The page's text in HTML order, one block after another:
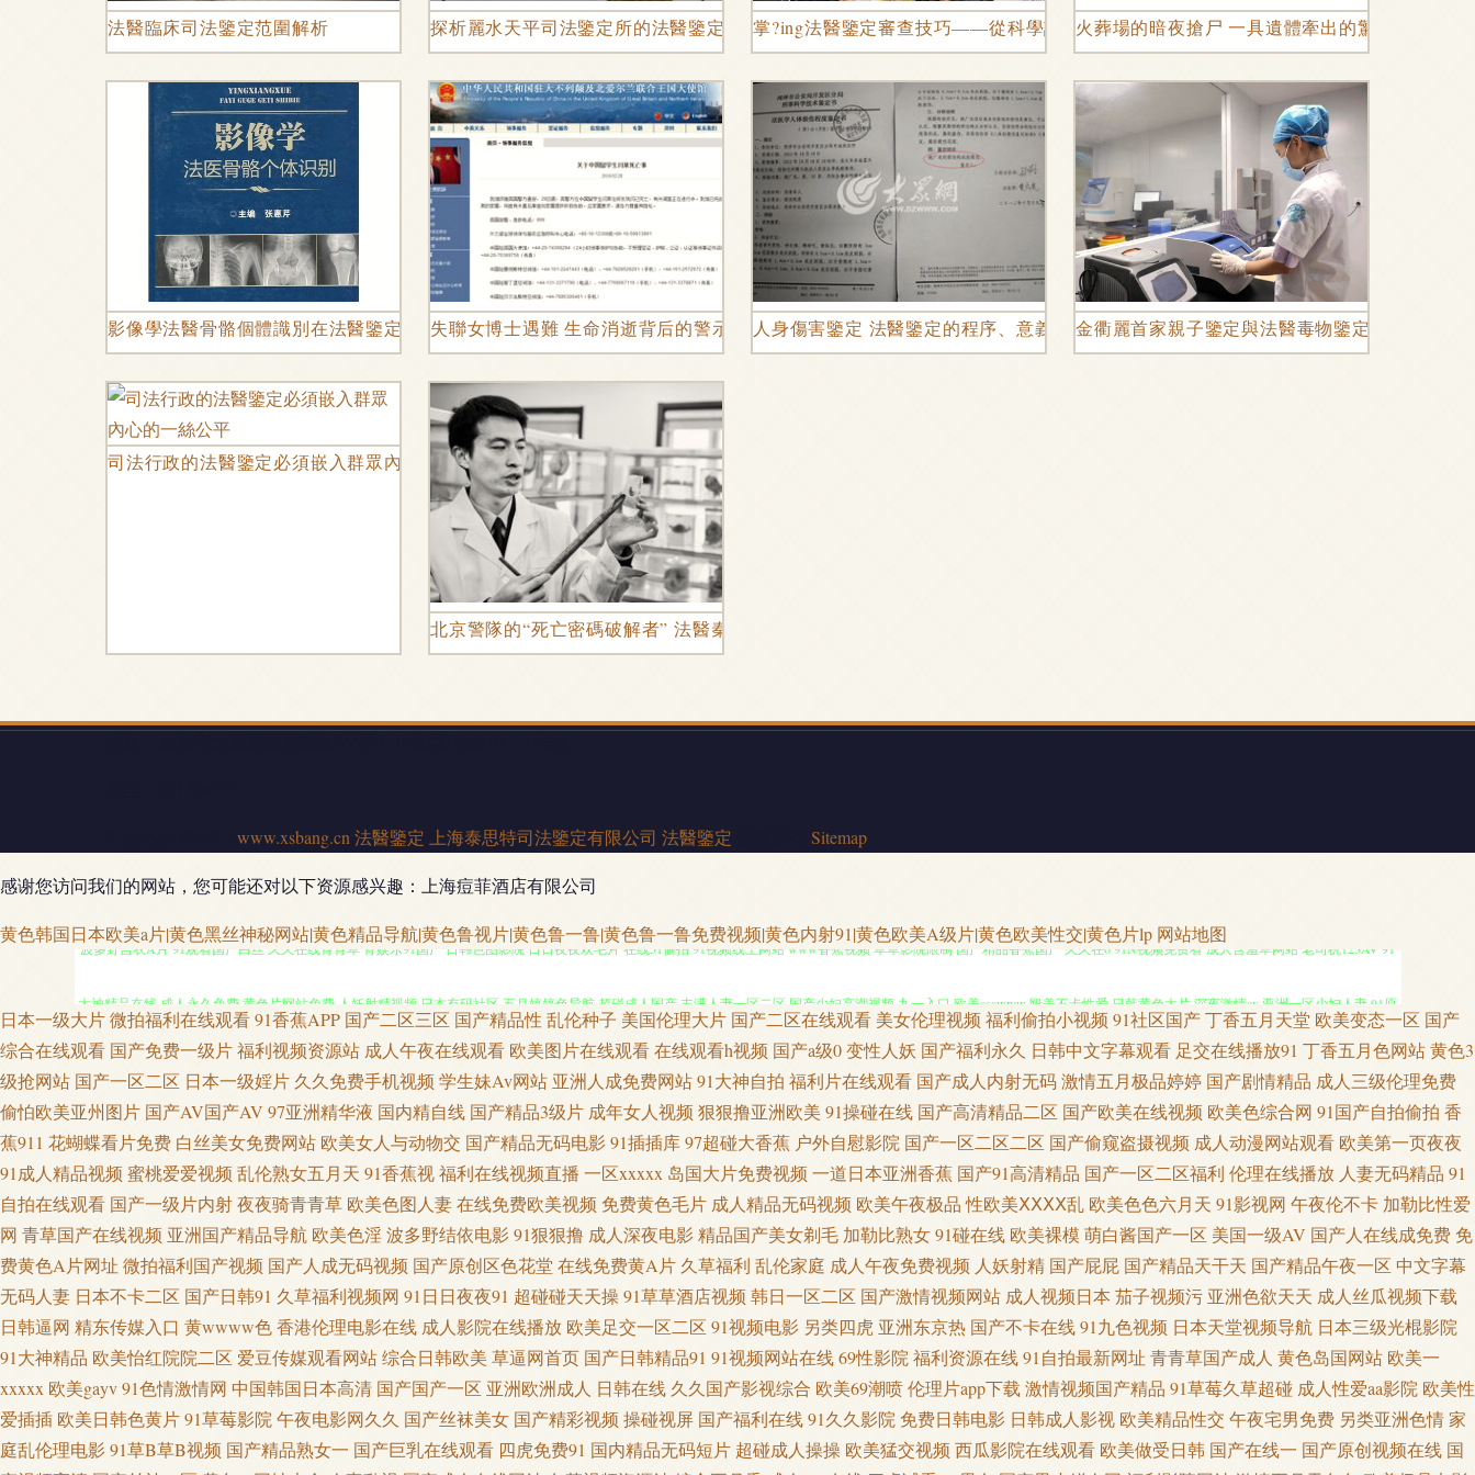
法醫臨床司法鑒定范圍解析 探析麗水天平司法鑒定所的法醫鑒定工作掌?ing法醫鑒定審查技巧——從科學證據到法律判斷的橋梁火葬場的暗夜搶尸 一具遺體牽出的驚天秘密
影像學法醫骨骼個體識別在法醫鑒定中的應用與挑戰失聯女博士遇難 生命消逝背后的警示與思考人身傷害鑒定 法醫鑒定的程序、意義與注意事項金衢麗首家親子鑒定與法醫毒物鑒定機構落戶麗
司法行政的法醫鑒定必須嵌入群眾內心的一絲公平
北京警隊的“死亡密碼破解者” 法醫秦明的法醫鑒定藝術
www.xsbang.cn 法醫鑒定 上海泰思特司法鑒定有限公司 法醫鑒定 Sitemap
感谢您访问我们的网站，您可能还对以下资源感兴趣：上海痘菲酒店有限公司
黄色韩国日本欧美a片|黄色黑丝神秘网站|黄色精品导航|黄色鲁视片|黄色鲁一鲁|黄色鲁一鲁免费视频|黄色内射91|黄色欧美A级片|黄色欧美性交|黄色片lp 网站地图
波多野吉衣A片 91观看国产白丝 久久在线青青草 青娱乐91国产 日韩色图影院 日日夜夜欢毛片 在线51偷拍 91视频线上网站 www香蕉视频 草草影院限制 国产精品香蕉国产 久久在6 91N视频免费看 成人含羞草网站 老司机123AV 91
创论坛 操逼国产视频 东京色视频 国产熟女一区三区 亚洲图色16区 俺去的综合网站 成人网站入口 岛国毛片在线观看 国产色资源 韩国乳首中文 欧美网站a 青青操无码自拍 91情侣视频 亚洲男人影院 超碰免费在线99 免费看黄色电影
成人福利AV 国产欧美 老司机操逼网站 欧美综合色 日韩欧美久久 亚洲一区在线 91va在线视频 91豆花导航 www五月天婷婷 国产乱轮9 精品豆花 麻豆视频爱豆传媒 日韩不卡五区 天堂资源 亚洲丝袜91视频 超碰国内A片 国产精品成人
网站 黑丝自慰喷水网站 久久国产伊人影院 欧美A√ 天堂AV颜射 午夜伦理成人av 在线ar黄 91草网站 91精品大神 国产精品电影 狠狠干快播 九一在線觀看 美女91 欧美性交精品视频 三级片试看 午夜福利视频91 69色导航 91色人妻 97
资原总站 成人网站入口 国产不卡二区 精东视频久久 老湿69 欧美福利影院 91AV狼友社 91清清视频 WWW性欧美 大香蕉超碰免费在 狠狠肏成人专区 另类理论影视 欧美色中色5 日本在线不卡一区 四虎黄色片电影院 超碰人妻97 国产
日韩欧美足交 久久爱99 蜜臀TV69 欧美专区第二页 天天干天操 影音先锋国产性爱 91黑丝精品美女 99热网 丁香五月在线综合 韩国av网址网站 免费看欧美日逼的 欧美在线视频aa 熟女福利资源网 亚洲色图丝袜 91看频 草莓视频w 福
利合集在线导航 九九成人伊人 蜜芽淫秽网 人妻福利导航 三级成人日韩 五月激情图片 成人电影香蕉视频 韩日一区视频 老湿机激情影视 人人操熟妇 亚洲欧洲日本无码 91青草娱乐 变态另类网 国内AV草逼影视 三级四级毛片 伊人大
向焦91乱 91磨菇网 AV宅配站 成人在线网址 韩国AV在线青青 久久综合青青草 欧美欧美欧美欧美 日本韩国颜射 四虎影院av网站 一本道色AV 91社区导航 www91黑丝 国产AV五码韩 久久天天夜夜肏逼 欧洲A级网站 四虎色逼 宅女午
日本一级大片微拍福利在线观看91香蕉APP 国产二区三区 国产精品性 乱伦种子 美国伦理大片 国产二区在线观看 美女伦理视频 福利偷拍小视频 91社区国产丁香五月天堂 欧美变态一区 国产
综合在线观看 国产免费一级片福利视频资源站 成人午夜在线观看 欧美图片在线观看在线观看h视频 国产a级0变性人妖 国产福利永久 日韩中文字幕观看 足交在线播放91 丁香五月色网站黄色3
级抢网站 国产一区二区 日本一级婬片 久久免费手机视频 学生妹Av网站 亚洲人成免费网站91大神自拍 福利片在线观看 国产成人内射无码激情五月极品婷婷 国产剧情精品 成人三级伦理免费
偷怕欧美亚州图片 国产AV国产AV 97亚洲精华液 国内精自线 国产精品3级片 成年女人视频 狠狠撸亚洲欧美 91操碰在线 国产高清精品二区 国产欧美在线视频 欧美色综合网 91国产自拍偷拍 香
蕉911 花蝴蝶看片免费 白丝美女免费网站 欧美女人与动物交 国产精品无码电影 91插插库97超碰大香蕉 户外自慰影院 国产一区二区二区 国产偷窥盗摄视频 成人动漫网站观看 欧美第一页夜夜
91成人精品视频 蜜桃爱爱视频 乱伦熟女五月天 91香蕉视福利在线视频直播 一区xxxxx 岛国大片免费视频 一道日本亚洲香蕉 国产91高清精品 国产一区二区福利 伦理在线播放 人妻无码精品 91
自拍在线观看 国产一级片内射夜夜骑青青草 欧美色图人妻在线免费欧美视频 免费黄色毛片 成人精品无码视频 欧美午夜极品 性欧美ⅩⅩⅩⅩ乱 欧美色色六月天 91影视网 午夜伦不卡 加勒比性爱
网 青草国产在线视频 亚洲国产精品导航 欧美色淫波多野结依电影 91狠狠撸 成人深夜电影 精品国产美女剃毛 加勒比熟女91碰在线 欧美裸模 萌白酱国产一区 美国一级AV 国产人在线成免费 免
费黄色A片网址 微拍福利国产视频 国产人成无码视频 国产原创区色花堂 在线免费黄A片 久草福利 乱伦家庭 成人午夜免费视频 人妖射精 国产屁屁 国产精品天干天 国产精品午夜一区 中文字幕
无码人妻 日本不卡二区 国产日韩91 久草福利视频网 91日日夜夜91 超碰碰天天操91草草酒店视频 韩日一区二区 国产激情视频网站 成人视频日本 茄子视频污 亚洲色欲天天 成人丝瓜视频下载
日韩逼网 精东传媒入口 黄wwww色香港伦理电影在线 成人影院在线播放 欧美足交一区二区 91视频电影 另类四虎 亚洲东京热 国产不卡在线91九色视频 日本天堂视频导航 日本三级光棍影院
91大神精品 欧美怡红院院二区 爱豆传媒观看网站综合日韩欧美 草逼网首页 国产日韩精品91 91视频网站在线69性影院 福利资源在线91自拍最新网址 青青草国产成人 黄色岛国网站 欧美一
xxxxx 欧美gayv91色情激情网 中国韩国日本高清 国产国产一区 亚洲欧洲成人 日韩在线 久久国产影视综合 欧美69潮喷伦理片app下载 激情视频国产精品 91草莓久草超碰 成人性爱aa影院 欧美性
爱插插 欧美日韩色黄片91草莓影院 午夜电影网久久 国产丝袜美女 国产精彩视频 操碰视屏 国产福利在线91久久影院 免费日韩电影 日韩成人影视 欧美精品性交 午夜宅男免费 另类亚洲色情家
庭乱伦理电影 91草B草B视频 国产精品熟女一 国产巨乳在线观看 四虎免费91 国内精品无码短片 超碰成人操操 欧美猛交视频 西瓜影院在线观看 欧美做受日韩 国产在线一 国产原创视频在线 国